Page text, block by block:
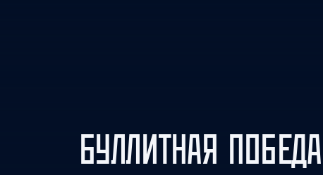
БУЛЛИТНАЯ